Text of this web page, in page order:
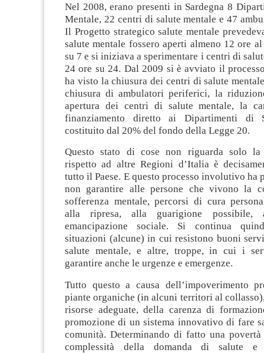
Nel 2008, erano presenti in Sardegna 8
Mentale, 22 centri di salute mentale e 47
Il Progetto strategico salute mentale
salute mentale fossero aperti almeno 12 ore
su 7 e si iniziava a sperimentare i centri di
24 ore su 24. Dal 2009 si è avviato il
ha visto la chiusura dei centri di salute
chiusura di ambulatori periferici, la
apertura dei centri di salute mentale, la
finanziamento diretto ai Dipartimenti di
costituito dal 20% del fondo della Legge 20.
Questo stato di cose non riguarda solo la
rispetto ad altre Regioni d’Italia è
tutto il Paese. E questo processo involutivo ha
non garantire alle persone che vivono la
sofferenza mentale, percorsi di cura
alla ripresa, alla guarigione
emancipazione sociale. Si continua
situazioni (alcune) in cui resistono buoni
salute mentale, e altre, troppe, in cui i
garantire anche le urgenze e emergenze.
Tutto questo a causa dell’impoverimento
piante organiche (in alcuni territori al
risorse adeguate, della carenza di
promozione di un sistema innovativo di fare
comunità. Determinando di fatto una
complessità della domanda di salute